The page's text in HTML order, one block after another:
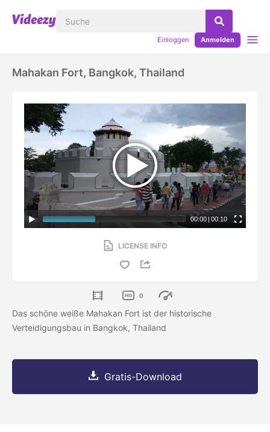
Einloggen Anmelden
Mahakan Fort, Bangkok, Thailand
00:00 | 00:10
LICENSE INFO
0
Das schöne weiße Mahakan Fort ist der historische
Verteidigungsbau in Bangkok, Thailand
Gratis-Download